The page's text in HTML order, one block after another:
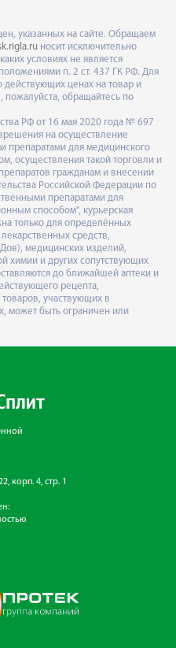
указанных на сайте. Обращаем
носит исключительно
условиях не является
п. 2 ст. 437 ГК РФ. Для
ценах на товар и
пожалуйста, обращайтесь по
РФ от 16 мая 2020 года № 697
на осуществление
препаратами для медицинского
осуществления такой торговли и
гражданам и внесении
Российской Федерации по
препаратами для
способом", курьерская
только для определённых
средств,
медицинских изделий,
химии и других сопутствующих
до ближайшей аптеки и
рецепта,
участвующих в
может быть ограничен или
корп. 4, стр. 1